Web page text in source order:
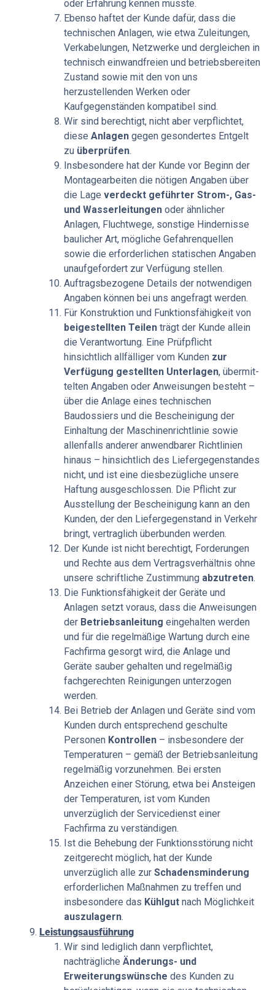
oder Erfahrung kennen musste.
Ebenso haftet der Kunde dafür, dass die
technischen Anlagen, wie etwa Zuleitungen,
Verkabelungen, Netzwerke und derglei­chen in
technisch einwandfreien und betriebsbereiten
Zustand sowie mit den von uns
herzustellenden Werken oder
Kaufgegenständen kompatibel sind.
Wir sind berechtigt, nicht aber verpflichtet,
diese Anlagen gegen gesondertes Entgelt
zu überprüfen.
Insbesondere hat der Kunde vor Beginn der
Montagearbeiten die nötigen Angaben über
die Lage verdeckt geführter Strom-, Gas-
und Wasserleitungen oder ähnlicher
Anlagen, Fluchtwege, sonstige Hindernisse
baulicher Art, mögliche Gefahrenquellen
sowie die erforderlichen statischen Angaben
unaufgefordert zur Verfügung stellen.
Auftragsbezogene Details der notwendigen
Angaben können bei uns angefragt werden.
Für Konstruktion und Funktionsfähigkeit von
beigestellten Teilen trägt der Kunde allein
die Verantwortung. Eine Prüfpflicht
hinsichtlich allfälliger vom Kunden zur
Verfügung gestellten Unterlagen, übermit­
telten Angaben oder Anweisungen besteht –
über die Anlage eines technischen
Baudossiers und die Bescheinigung der
Einhaltung der Maschinenrichtlinie sowie
allenfalls anderer anwendbarer Richtlinien
hinaus – hinsichtlich des Liefergegenstandes
nicht, und ist eine diesbezügliche unsere
Haftung ausgeschlossen. Die Pflicht zur
Ausstellung der Bescheinigung kann an den
Kunden, der den Liefergegenstand in Verkehr
bringt, vertraglich überbunden werden.
Der Kunde ist nicht berechtigt, Forderungen
und Rechte aus dem Vertragsverhältnis ohne
unsere schriftliche Zustimmung abzutreten.
Die Funktionsfähigkeit der Geräte und
Anlagen setzt voraus, dass die Anweisungen
der Betriebsanleitung eingehalten werden
und für die regelmäßige Wartung durch eine
Fachfirma gesorgt wird, die Anlage und
Geräte sauber gehalten und regelmäßig
fachgerechten Reinigungen unterzogen
werden.
Bei Betrieb der Anlagen und Geräte sind vom
Kunden durch entsprechend geschulte
Personen Kontrollen – insbesondere der
Temperaturen – gemäß der Betriebsanleitung
regelmäßig vorzunehmen. Bei ersten
Anzeichen einer Störung, etwa bei Ansteigen
der Temperaturen, ist vom Kunden
unverzüglich der Servicedienst einer
Fachfirma zu verständigen.
Ist die Behebung der Funktionsstörung nicht
zeitgerecht möglich, hat der Kunde
unverzüglich alle zur Schadensminderung
erforderlichen Maßnahmen zu treffen und
insbesondere das Kühlgut nach Möglichkeit
auszulagern.
Leistungsausführung
Wir sind lediglich dann verpflichtet,
nachträgliche Änderungs- und
Erweiterungswünsche des Kunden zu